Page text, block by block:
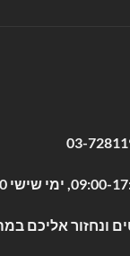
03-
ונחזור אליכם